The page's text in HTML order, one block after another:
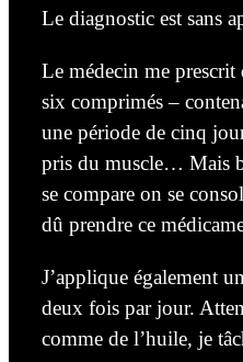
Le diagnostic est sans
Le médecin me prescrit
six comprimés –
une période de cinq
pris du muscle… Mais
se compare on se
dû prendre ce
J’applique également
deux fois par jour.
comme de l’huile, je